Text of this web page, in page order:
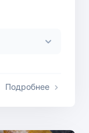
Подробнее